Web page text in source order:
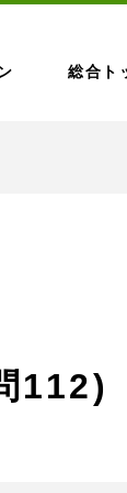
総合ト
112)